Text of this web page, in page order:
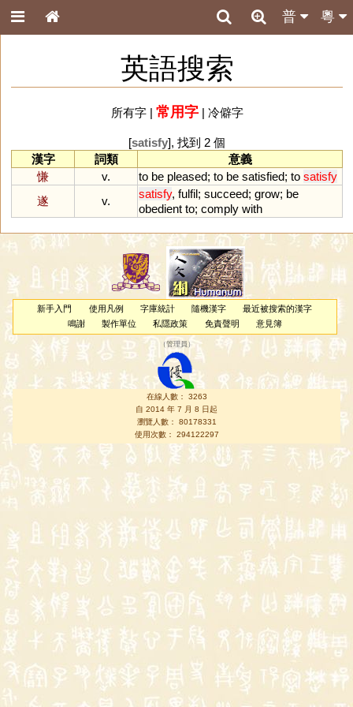
粵
普
英語搜索
所有字| 常用字| 冷僻字
[satisfy], 找到 2 個
漢字
詞類
意義
慊
v. to be pleased; to be satisfied; to satisfy
遂
v.
satisfy, fulfil; succeed; grow; be
obedient to; comply with
新手入門 使用凡例 字庫統計 隨機漢字
最近被搜索的漢字
鳴謝
製作單位 私隱政策 免責聲明 意見簿
（管理員 ）
在線人數： 3263
自 2014 年 7 月 8 日起
瀏覽人數： 80178331
使用次數： 294122297